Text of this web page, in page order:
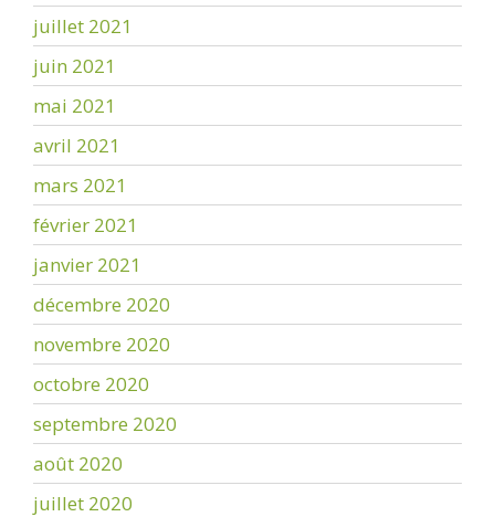
juillet 2021
juin 2021
mai 2021
avril 2021
mars 2021
février 2021
janvier 2021
décembre 2020
novembre 2020
octobre 2020
septembre 2020
août 2020
juillet 2020